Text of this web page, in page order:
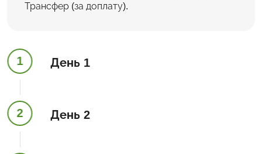
Трансфер (за доплату).
1 День 1
2 День 2